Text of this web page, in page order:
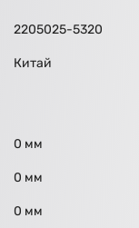
2205025-5320
Китай
0 мм
0 мм
0 мм